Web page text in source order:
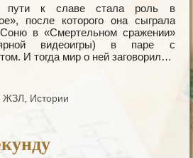
к славе стала роль в
после которого она сыграла
Соню в «Смертельном сражении»
видеоигры) в паре с
И тогда мир о ней заговорил…
ЖЗЛ, Истории